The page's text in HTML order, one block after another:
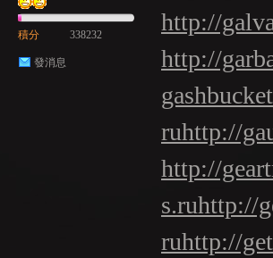
積分 338232
發消息
http://
http://
ruhttp://
http://
s.ruhttp://
ruhttp://